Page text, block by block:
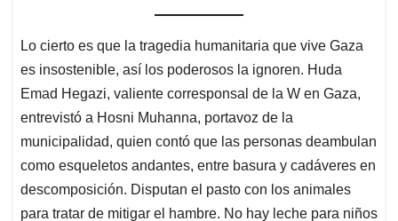
Lo cierto es que la tragedia humanitaria que vive Gaza
es insostenible, así los poderosos la ignoren. Huda
Emad Hegazi, valiente corresponsal de la W en Gaza,
entrevistó a Hosni Muhanna, portavoz de la
municipalidad, quien contó que las personas deambulan
como esqueletos andantes, entre basura y cadáveres en
descomposición. Disputan el pasto con los animales
para tratar de mitigar el hambre. No hay leche para niños